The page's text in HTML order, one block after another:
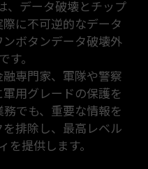
、データ破壊とチップ
に不可逆的なデータ
ボタンデータ破壊外
す。
専門家、軍隊や警察
用グレードの保護を
でも、重要な情報を
排除し、最高レベル
を提供します。